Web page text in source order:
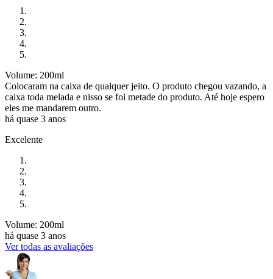
Volume: 200ml
Colocaram na caixa de qualquer jeito. O produto chegou vazando, a
caixa toda melada e nisso se foi metade do produto. Até hoje espero
eles me mandarem outro.
há quase 3 anos
Excelente
Volume: 200ml
há quase 3 anos
Ver todas as avaliações